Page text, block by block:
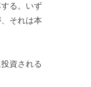
る。いず
それは本
資される